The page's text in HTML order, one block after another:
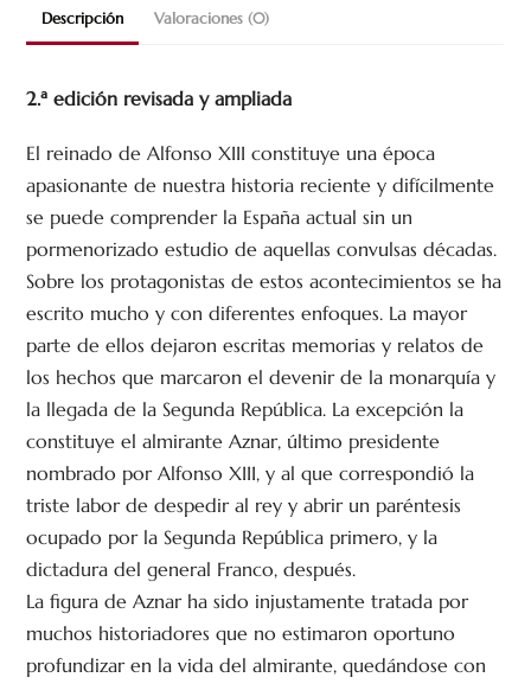
Descripción Valoraciones (0)
2.ª edición revisada y ampliada
El reinado de Alfonso XIII constituye una época
apasionante de nuestra historia reciente y difícilmente
se puede comprender la España actual sin un
pormenorizado estudio de aquellas convulsas décadas.
Sobre los protagonistas de estos acontecimientos se ha
escrito mucho y con diferentes enfoques. La mayor
parte de ellos dejaron escritas memorias y relatos de
los hechos que marcaron el devenir de la monarquía y
la llegada de la Segunda República. La excepción la
constituye el almirante Aznar, último presidente
nombrado por Alfonso XIII, y al que correspondió la
triste labor de despedir al rey y abrir un paréntesis
ocupado por la Segunda República primero, y la
dictadura del general Franco, después.
La figura de Aznar ha sido injustamente tratada por
muchos historiadores que no estimaron oportuno
profundizar en la vida del almirante, quedándose con